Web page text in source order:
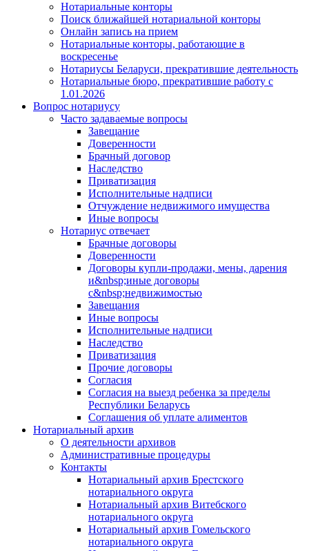
Нотариальные конторы
Поиск ближайшей нотариальной конторы
Онлайн запись на прием
Нотариальные конторы, работающие в
воскресенье
Нотариусы Беларуси, прекратившие деятельность
Нотариальные бюро, прекратившие работу с
1.01.2026
Вопрос нотариусу
Часто задаваемые вопросы
Завещание
Доверенности
Брачный договор
Наследство
Приватизация
Исполнительные надписи
Отчуждение недвижимого имущества
Иные вопросы
Нотариус отвечает
Брачные договоры
Доверенности
Договоры купли-продажи, мены, дарения
и&nbsp;иные договоры
с&nbsp;недвижимостью
Завещания
Иные вопросы
Исполнительные надписи
Наследство
Приватизация
Прочие договоры
Согласия
Согласия на выезд ребенка за пределы
Республики Беларусь
Соглашения об уплате алиментов
Нотариальный архив
О деятельности архивов
Административные процедуры
Контакты
Нотариальный архив Брестского
нотариального округа
Нотариальный архив Витебского
нотариального округа
Нотариальный архив Гомельского
нотариального округа